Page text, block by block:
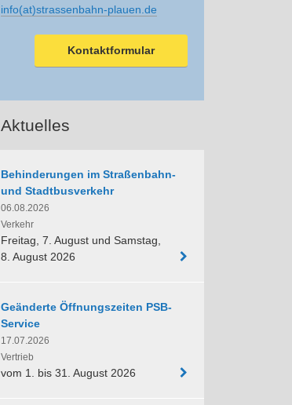
info(at)strassenbahn-plauen.de
Kontaktformular
Aktuelles
Behinderungen im Straßenbahn-
und Stadtbusverkehr
06.08.2026
Verkehr
Freitag, 7. August und Samstag,
8. August 2026
Geänderte Öffnungszeiten PSB-
Service
17.07.2026
Vertrieb
vom 1. bis 31. August 2026